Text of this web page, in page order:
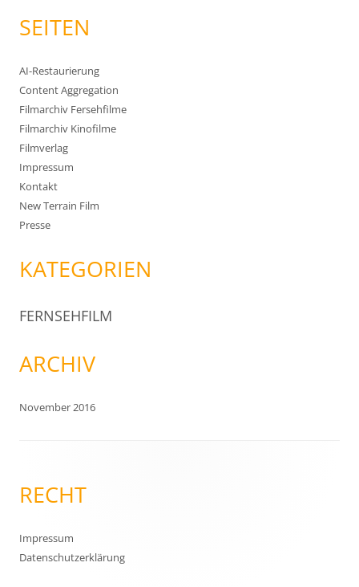
SEITEN
AI-Restaurierung
Content Aggregation
Filmarchiv Fersehfilme
Filmarchiv Kinofilme
Filmverlag
Impressum
Kontakt
New Terrain Film
Presse
KATEGORIEN
FERNSEHFILM
ARCHIV
November 2016
RECHT
Impressum
Datenschutzerklärung